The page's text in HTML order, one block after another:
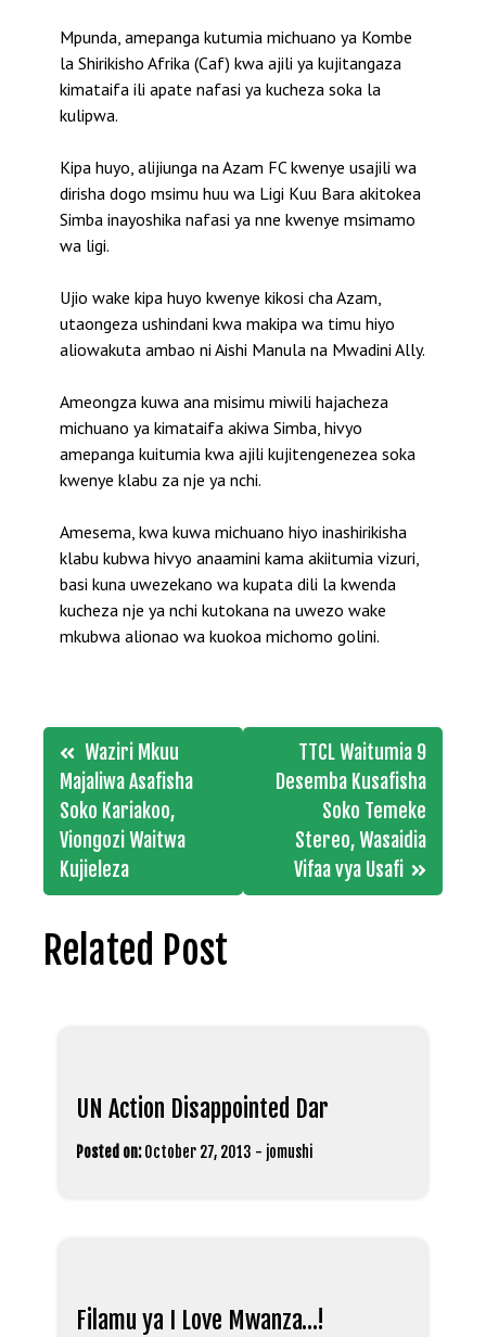
Mpunda, amepanga kutumia michuano ya Kombe
la Shirikisho Afrika (Caf) kwa ajili ya kujitangaza
kimataifa ili apate nafasi ya kucheza soka la
kulipwa.
Kipa huyo, alijiunga na Azam FC kwenye usajili wa
dirisha dogo msimu huu wa Ligi Kuu Bara akitokea
Simba inayoshika nafasi ya nne kwenye msimamo
wa ligi.
Ujio wake kipa huyo kwenye kikosi cha Azam,
utaongeza ushindani kwa makipa wa timu hiyo
aliowakuta ambao ni Aishi Manula na Mwadini Ally.
Ameongza kuwa ana misimu miwili hajacheza
michuano ya kimataifa akiwa Simba, hivyo
amepanga kuitumia kwa ajili kujitengenezea soka
kwenye klabu za nje ya nchi.
Amesema, kwa kuwa michuano hiyo inashirikisha
klabu kubwa hivyo anaamini kama akiitumia vizuri,
basi kuna uwezekano wa kupata dili la kwenda
kucheza nje ya nchi kutokana na uwezo wake
mkubwa alionao wa kuokoa michomo golini.
Post
navigation
Waziri Mkuu
Majaliwa Asafisha
Soko Kariakoo,
Viongozi Waitwa
Kujieleza
TTCL Waitumia 9
Desemba Kusafisha
Soko Temeke
Stereo, Wasaidia
Vifaa vya Usafi
Related Post
UN Action Disappointed Dar
Posted on: October 27, 2013 - jomushi
Filamu ya I Love Mwanza…!